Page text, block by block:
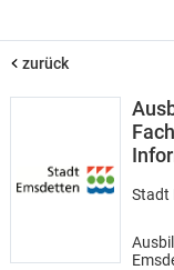
zurück
Stadt